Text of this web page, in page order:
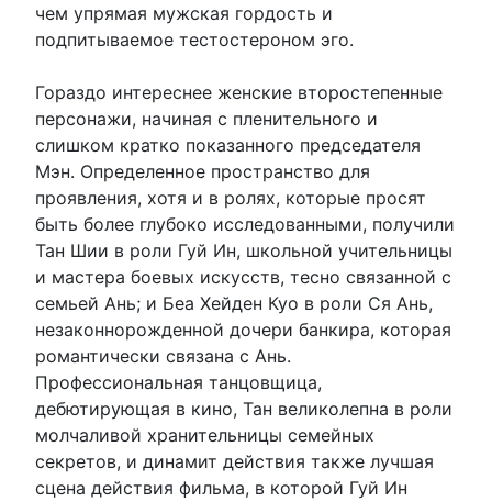
чем упрямая мужская гордость и
подпитываемое тестостероном эго.
Гораздо интереснее женские второстепенные
персонажи, начиная с пленительного и
слишком кратко показанного председателя
Мэн. Определенное пространство для
проявления, хотя и в ролях, которые просят
быть более глубоко исследованными, получили
Тан Шии в роли Гуй Ин, школьной учительницы
и мастера боевых искусств, тесно связанной с
семьей Ань; и Беа Хейден Куо в роли Ся Ань,
незаконнорожденной дочери банкира, которая
романтически связана с Ань.
Профессиональная танцовщица,
дебютирующая в кино, Тан великолепна в роли
молчаливой хранительницы семейных
секретов, и динамит действия также лучшая
сцена действия фильма, в которой Гуй Ин